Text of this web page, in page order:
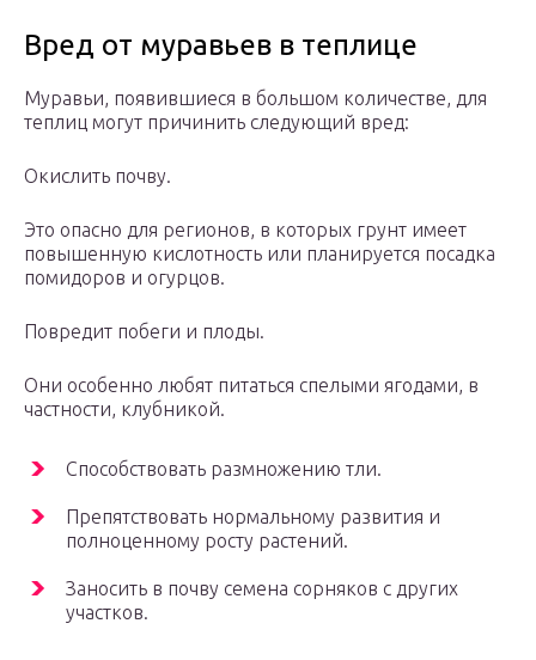
Вред от муравьев в теплице
Муравьи, появившиеся в большом количестве, для
теплиц могут причинить следующий вред:
Окислить почву.
Это опасно для регионов, в которых грунт имеет
повышенную кислотность или планируется посадка
помидоров и огурцов.
Повредит побеги и плоды.
Они особенно любят питаться спелыми ягодами, в
частности, клубникой.
Способствовать размножению тли.
Препятствовать нормальному развития и
полноценному росту растений.
Заносить в почву семена сорняков с других
участков.